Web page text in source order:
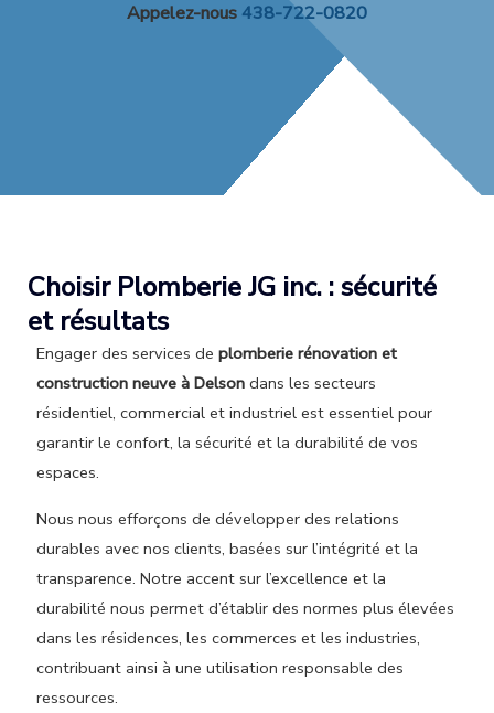
Appelez-nous 438-722-0820
Choisir Plomberie JG inc. : sécurité
et résultats
Engager des services de plomberie rénovation et
construction neuve à Delsondans les secteurs
résidentiel, commercial et industriel est essentiel pour
garantir le confort, la sécurité et la durabilité de vos
espaces.
Nous nous efforçons de développer des relations
durables avec nos clients, basées sur l’intégrité et la
transparence. Notre accent sur l’excellence et la
durabilité nous permet d’établir des normes plus élevées
dans les résidences, les commerces et les industries,
contribuant ainsi à une utilisation responsable des
ressources.